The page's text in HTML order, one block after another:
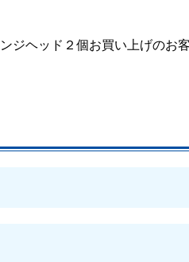
ジヘッド２個お買い上げのお